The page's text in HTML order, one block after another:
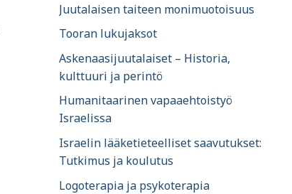
Juutalaisen taiteen monimuotoisuus
Tooran lukujaksot
Askenaasijuutalaiset – Historia,
kulttuuri ja perintö
Humanitaarinen vapaaehtoistyö
Israelissa
Israelin lääketieteelliset saavutukset:
Tutkimus ja koulutus
Logoterapia ja psykoterapia